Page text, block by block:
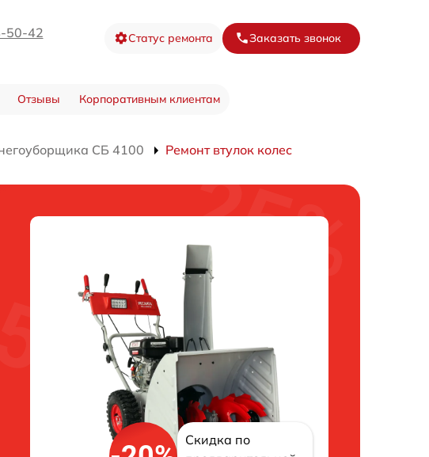
50-42 Статус ремонта Заказать звонок
Отзывы Корпоративным клиентам
СБ 4100 Ремонт втулок колес
Скидка по